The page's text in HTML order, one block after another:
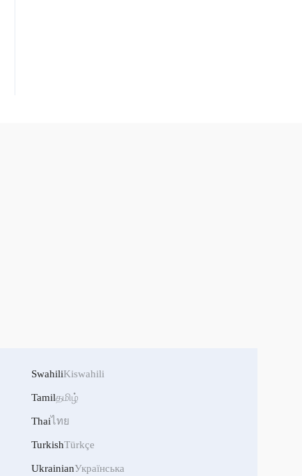
SwahiliKiswahili
Tamilதமிழ்
Thaiไทย
TurkishTürkçe
UkrainianУкраїнська